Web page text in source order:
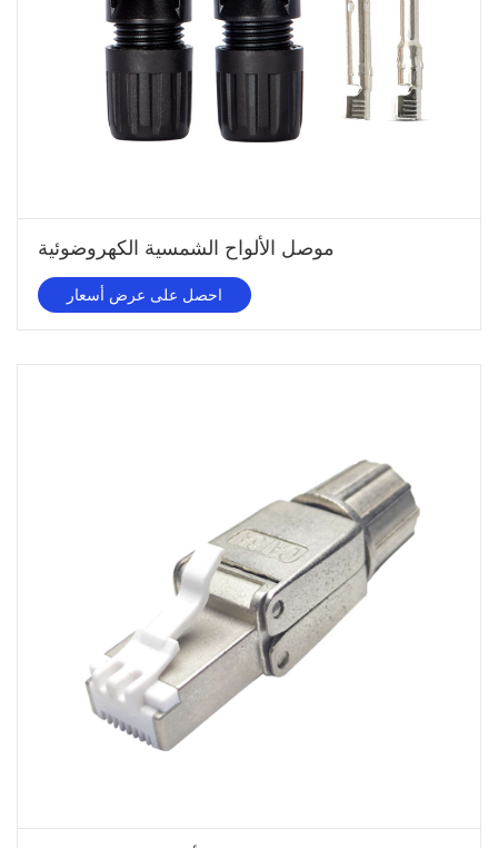
موصل الألواح الشمسية الكهروضوئية
احصل على عرض أسعار